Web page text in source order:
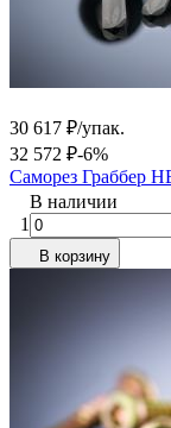
30 617 ₽/упак.
32 572 ₽-6%
Саморез Граббер
В наличии
1
В корзину